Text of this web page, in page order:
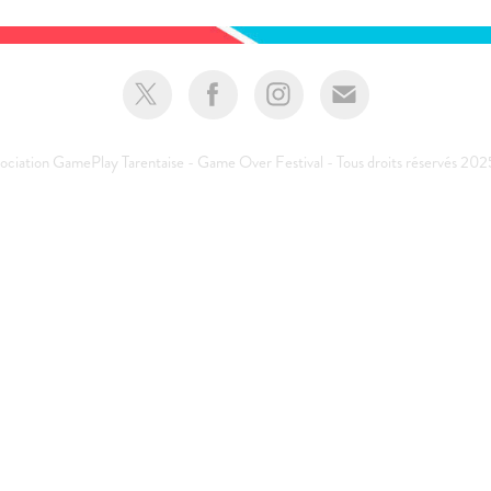
GamePlay Tarentaise - Game Over Festival - Tous droits réservés